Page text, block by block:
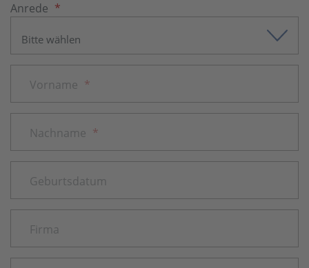
Anrede *
Vorname *
Nachname *
Geburtsdatum
Firma